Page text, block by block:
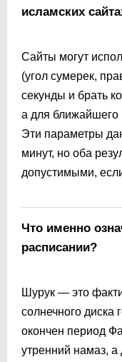
исламских
Сайты могут
(угол сумерек,
секунды и брать
а для ближайшего
Эти параметры
минут, но оба
допустимыми,
Что именно
расписании?
Шурук — это
солнечного диска
окончен период
утренний намаз, а